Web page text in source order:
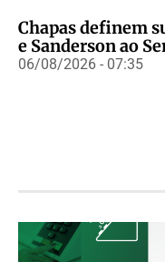
Chapas definem
e Sanderson ao
06/08/2026 - 07:35